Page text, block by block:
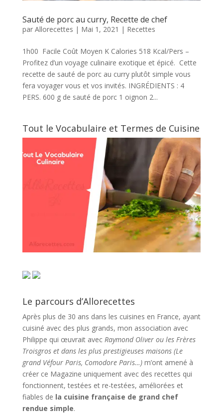
Sauté de porc au curry, Recette de chef
par Allorecettes | Mai 1, 2021 | Recettes
1h00 Facile Coût Moyen K Calories 518 Kcal/Pers –
Profitez d’un voyage culinaire exotique et épicé. Cette
recette de sauté de porc au curry plutôt simple vous
fera voyager vous et vos invités. INGRÉDIENTS : 4
PERS. 600 g de sauté de porc 1 oignon 2...
Tout le Vocabulaire et Termes de Cuisine
Le parcours d’Allorecettes
Après plus de 30 ans dans les cuisines en France, ayant
cuisiné avec des plus grands, mon association avec
Philippe qui œuvrait avec Raymond Oliver ou les Frères
Troisgros et dans les plus prestigieuses maisons (Le
grand Véfour Paris, Comodore Paris…)m’ont amené à
créer ce Magazine uniquement avec des recettes qui
fonctionnent, testées et re-testées, améliorées et
fiables de la cuisine française de grand chef
rendue simple.